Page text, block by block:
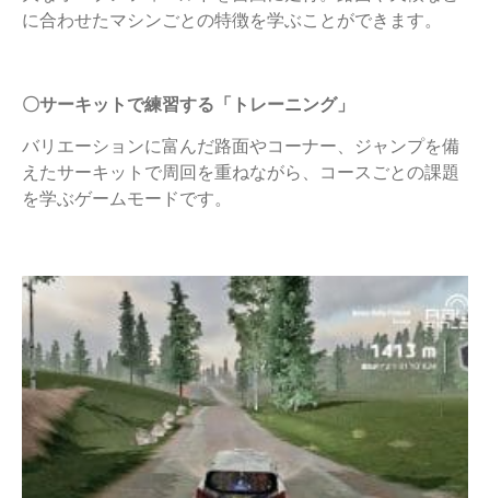
に合わせたマシンごとの特徴を学ぶことができます。
〇サーキットで練習する「トレーニング」
バリエーションに富んだ路面やコーナー、ジャンプを備
えたサーキットで周回を重ねながら、コースごとの課題
を学ぶゲームモードです。